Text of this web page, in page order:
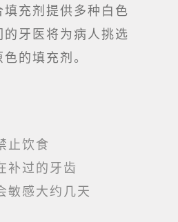
充剂提供多种白色
牙医将为病人挑选
的填充剂。
止饮食
补过的牙齿
敏感大约几天